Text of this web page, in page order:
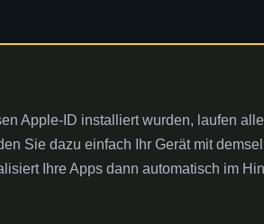
Apple-ID installiert wurden, laufen
Sie dazu einfach Ihr Gerät mit
Ihre Apps dann automatisch im